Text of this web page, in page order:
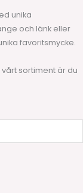
unika
och länk eller
favoritsmycke.
sortiment är du